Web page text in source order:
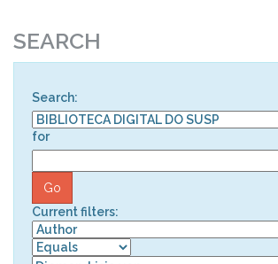
SEARCH
Search:
for
Current filters: